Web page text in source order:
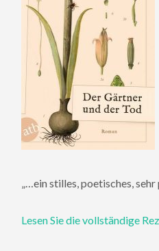
„…ein stilles, poetisches,
Lesen Sie die vollständige